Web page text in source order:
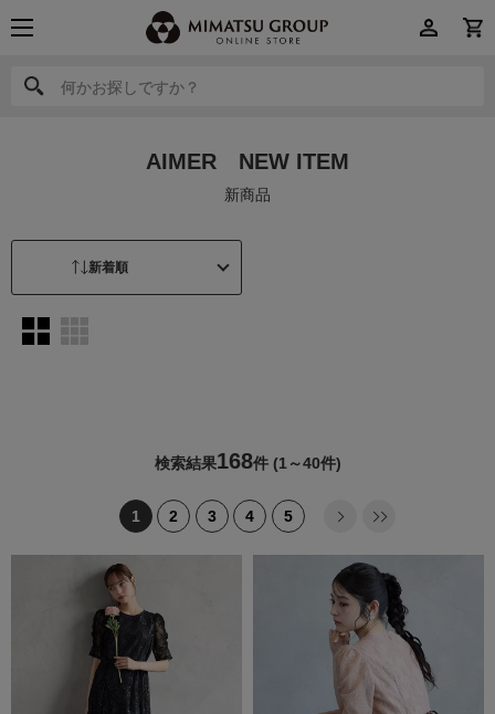
何かお探しですか？
何かお探しですか？
AIMER NEW ITEM
新商品
検索結果168件 (1～40件)
1 2 3 4 5